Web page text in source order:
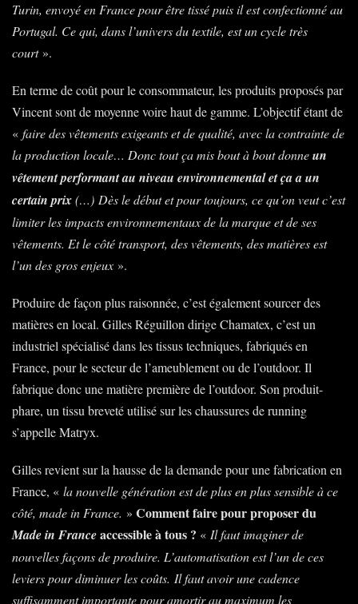
Turin, envoyé en France pour être tissé puis il est confectionné au
Portugal. Ce qui, dans l’univers du textile, est un cycle très
court».
En terme de coût pour le consommateur, les produits proposés par
Vincent sont de moyenne voire haut de gamme. L’objectif étant de
« faire des vêtements exigeants et de qualité, avec la contrainte de
la production locale… Donc tout ça mis bout à bout donneun
vêtement performant au niveau environnemental et ça a un
certain prix(…) Dès le début et pour toujours, ce qu’on veut c’est
limiter les impacts environnementaux de la marque et de ses
vêtements. Et le côté transport, des vêtements, des matières est
l’un des gros enjeux ».
Produire de façon plus raisonnée, c’est également sourcer des
matières en local. Gilles Réguillon dirige Chamatex, c’est un
industriel spécialisé dans les tissus techniques, fabriqués en
France, pour le secteur de l’ameublement ou de l’outdoor. Il
fabrique donc une matière première de l’outdoor. Son produit-
phare, un tissu breveté utilisé sur les chaussures de running
s’appelle Matryx.
Gilles revient sur la hausse de la demande pour une fabrication en
France, « la nouvelle génération est de plus en plus sensible à ce
côté, made in France. » Comment faire pour proposer du
Made in Franceaccessible à tous ? « Il faut imaginer de
nouvelles façons de produire. L’automatisation est l’un de ces
leviers pour diminuer les coûts. Il faut avoir une cadence
suffisamment importante pour amortir au maximum les